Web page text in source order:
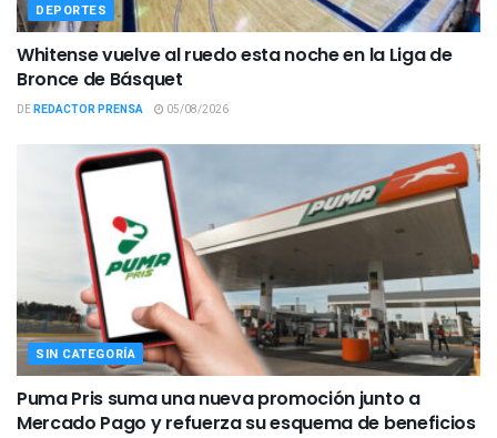
DEPORTES
Whitense vuelve al ruedo esta noche en la Liga de
Bronce de Básquet
DEREDACTOR PRENSA 05/08/2026
SIN CATEGORÍA
Puma Pris suma una nueva promoción junto a
Mercado Pago y refuerza su esquema de beneficios